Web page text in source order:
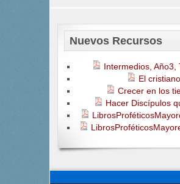
Nuevos Recursos
Intermedios, Año3,
El
Crecer en los
Hacer Discípulos